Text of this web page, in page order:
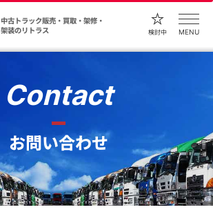
中古トラック販売・買取・架修・
架装のリトラス
検討中 MENU
Contact
お問い合わせ